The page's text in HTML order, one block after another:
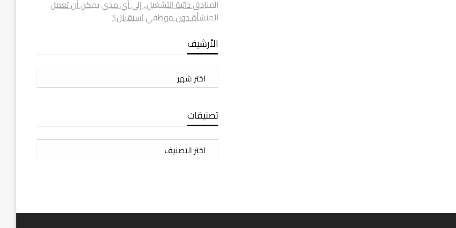
الفنادق ذاتية التشغيل.. إلى أي مدى يمكن أن تعمل
المنشأة دون موظفي استقبال؟
الأرشيف
الأرشيف
تصنيفات
تصنيفات